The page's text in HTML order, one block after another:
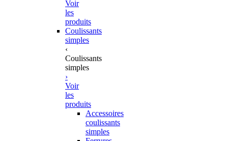
Voir
les
produits
Coulissants
simples
‹
Coulissants
simples
›
Voir
les
produits
Accessoires
coulissants
simples